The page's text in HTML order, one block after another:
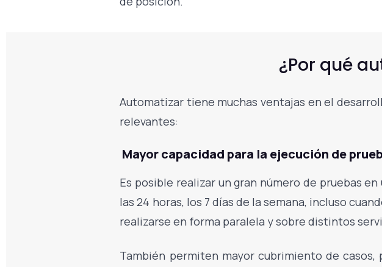
¿Por qué
Automatizar tiene muchas ventajas en el
relevantes:
Mayor capacidad para la ejecución de
Es posible realizar un gran número de pruebas
las 24 horas, los 7 días de la semana, incluso
realizarse en forma paralela y sobre distintos
También permiten mayor cubrimiento de